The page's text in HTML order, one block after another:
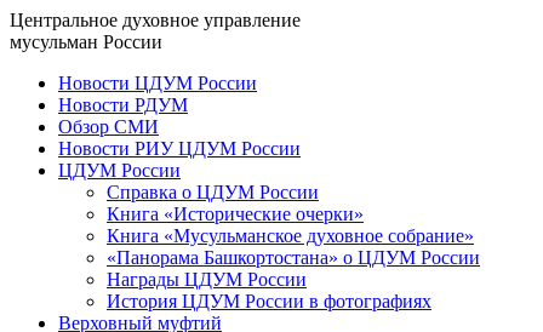
Центральное духовное управление
мусульман России
Новости ЦДУМ России
Новости РДУМ
Обзор СМИ
Новости РИУ ЦДУМ России
ЦДУМ России
Справка о ЦДУМ России
Книга «Исторические очерки»
Книга «Мусульманское духовное собрание»
«Панорама Башкортостана» о ЦДУМ России
Награды ЦДУМ России
История ЦДУМ России в фотографиях
Верховный муфтий